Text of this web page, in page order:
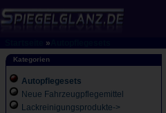
»
Kategorien
Autopflegesets
Neue Fahrzeugpflegemittel
Lackreinigungsprodukte->